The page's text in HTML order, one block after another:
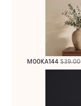
M00KA144 $39.00